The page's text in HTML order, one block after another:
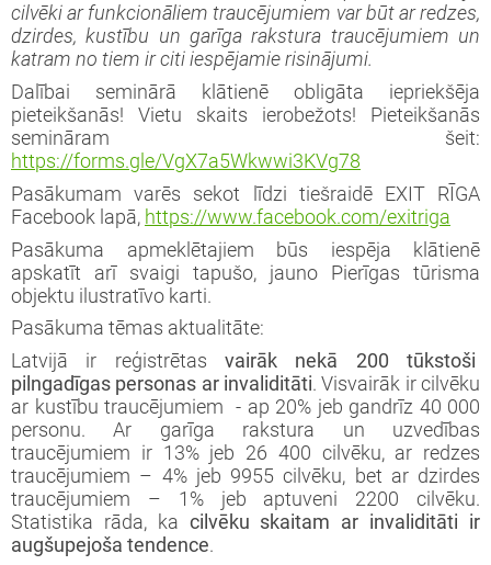
cilvēki ar funkcionāliem traucējumiem var būt ar redzes,
dzirdes, kustību un garīga rakstura traucējumiem un
katram no tiem ir citi iespējamie risinājumi.
Dalībai seminārā klātienē obligāta iepriekšēja
pieteikšanās! Vietu skaits ierobežots! Pieteikšanās
semināram šeit:
https://forms.gle/VgX7a5Wkwwi3KVg78
Pasākumam varēs sekot līdzi tiešraidē EXIT RĪGA
Facebook lapā, https://www.facebook.com/exitriga
Pasākuma apmeklētajiem būs iespēja klātienē
apskatīt arī svaigi tapušo, jauno Pierīgas tūrisma
objektu ilustratīvo karti.
Pasākuma tēmas aktualitāte:
Latvijā ir reģistrētas vairāk nekā 200 tūkstoši
pilngadīgas personas ar invaliditāti. Visvairāk ir cilvēku
ar kustību traucējumiem - ap 20% jeb gandrīz 40 000
personu. Ar garīga rakstura un uzvedības
traucējumiem ir 13% jeb 26 400 cilvēku, ar redzes
traucējumiem – 4% jeb 9955 cilvēku, bet ar dzirdes
traucējumiem – 1% jeb aptuveni 2200 cilvēku.
Statistika rāda, ka cilvēku skaitam ar invaliditāti ir
augšupejoša tendence.